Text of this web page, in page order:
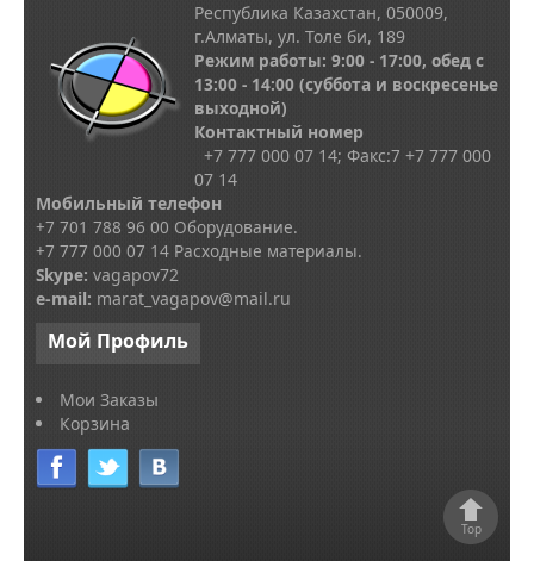
Республика Казахстан, 050009,
г.Алматы, ул. Толе би, 189
Режим работы: 9:00 - 17:00, обед с
13:00 - 14:00 (суббота и воскресенье
выходной)
Контактный номер
+7 777 000 07 14; Факс:7 +7 777 000
07 14
Мобильный телефон
+7 701 788 96 00 Оборудование.
+7 777 000 07 14 Расходные материалы.
Skype: vagapov72
e-mail: marat_vagapov@mail.ru
Мой Профиль
Мои Заказы
Корзина
Top